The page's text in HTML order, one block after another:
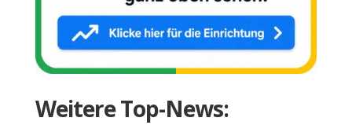
Weitere Top-News: